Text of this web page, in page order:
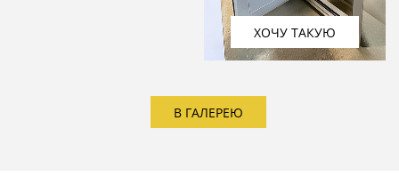
ХОЧУ ТАКУЮ
В ГАЛЕРЕЮ